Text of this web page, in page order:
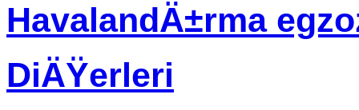
HavalandÄ±rma
DiÄŸerleri